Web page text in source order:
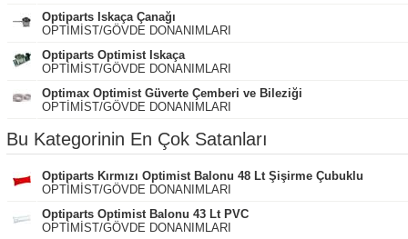
Optiparts Iskaça Çanağı
OPTİMİST/GÖVDE DONANIMLARI
Optiparts Optimist Iskaça
OPTİMİST/GÖVDE DONANIMLARI
Optimax Optimist Güverte Çemberi ve Bileziği
OPTİMİST/GÖVDE DONANIMLARI
Bu Kategorinin En Çok Satanları
Optiparts Kırmızı Optimist Balonu 48 Lt Şişirme Çubuklu
OPTİMİST/GÖVDE DONANIMLARI
Optiparts Optimist Balonu 43 Lt PVC
OPTİMİST/GÖVDE DONANIMLARI